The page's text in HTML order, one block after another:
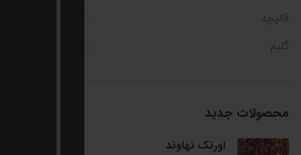
قالیچه
گلیم
محصولات جدید
اورنک نهاوند